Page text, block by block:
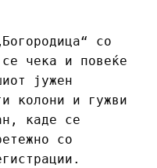
со
чека и повеќе
јужен
колони и гужви
каде се
со